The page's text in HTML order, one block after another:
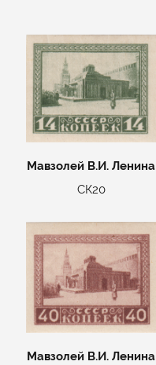
Мавзолей В.И. Ленина
СК20
Мавзолей В.И. Ленина